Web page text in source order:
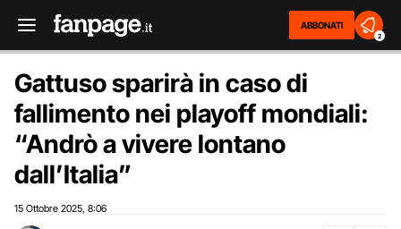
ABBONATI
2
Gattuso sparirà in caso di
fallimento nei playoff mondiali:
“Andrò a vivere lontano
dall’Italia”
15 Ottobre 2025 8:06